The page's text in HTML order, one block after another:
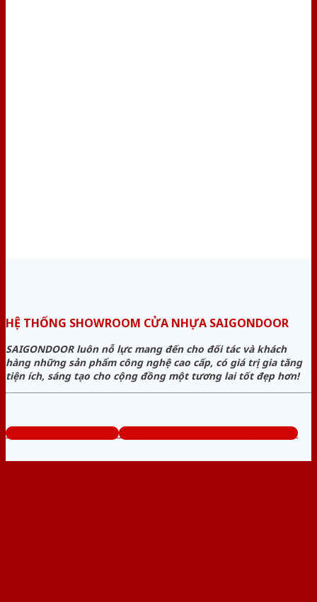
HỆ THỐNG SHOWROOM CỬA NHỰA SAIGONDOOR
SAIGONDOOR luôn nỗ lực mang đến cho đối tác và khách
hàng những sản phẩm công nghệ cao cấp, có giá trị gia tăng
tiện ích, sáng tạo cho cộng đồng một tương lai tốt đẹp hơn!
www.sieuthicuanhua.net Tổng đài tư vấn miễn phí: 0824.400.400